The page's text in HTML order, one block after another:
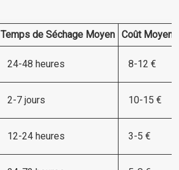
Temps de Séchage Moyen Coût Moyen
24-48 heures 8-12 €
2-7 jours 10-15 €
12-24 heures 3-5 €